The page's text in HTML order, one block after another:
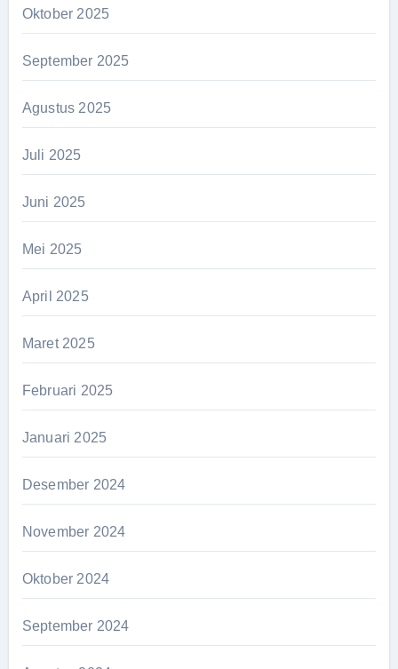
Oktober 2025
September 2025
Agustus 2025
Juli 2025
Juni 2025
Mei 2025
April 2025
Maret 2025
Februari 2025
Januari 2025
Desember 2024
November 2024
Oktober 2024
September 2024